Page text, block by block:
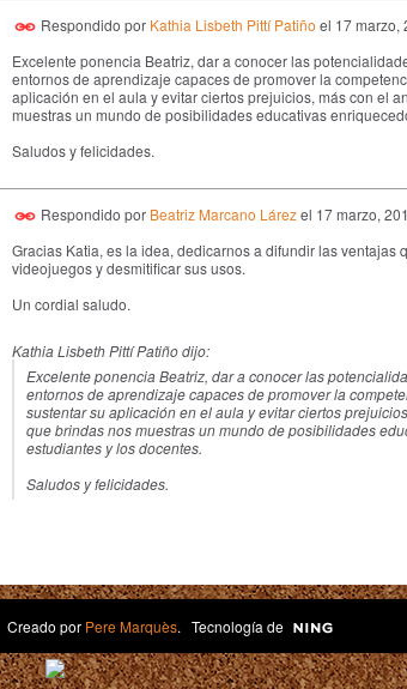
Respondido por Kathia Lisbeth Pittí Patiño el 17 marzo,
Excelente ponencia Beatriz, dar a conocer las
entornos de aprendizaje capaces de promover la
aplicación en el aula y evitar ciertos prejuicios, más con el
muestras un mundo de posibilidades educativas
Saludos y felicidades.
Respondido por Beatriz Marcano Lárezel 17 marzo,
Gracias Katia, es la idea, dedicarnos a difundir las ventajas
videojuegos y desmitificar sus usos.
Un cordial saludo.
Kathia Lisbeth Pittí Patiño dijo:
Excelente ponencia Beatriz, dar a conocer las
entornos de aprendizaje capaces de promover la
sustentar su aplicación en el aula y evitar ciertos
que brindas nos muestras un mundo de posibilidades
estudiantes y los docentes.
Saludos y felicidades.
por Pere Marquès. Tecnología de